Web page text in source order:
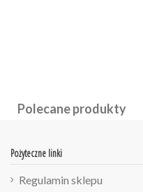
Polecane produkty
Pożyteczne linki
Regulamin sklepu